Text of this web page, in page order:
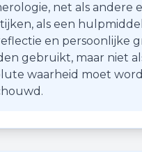
net als andere
als een
en persoonlijke
gebruikt, maar niet
waarheid moet